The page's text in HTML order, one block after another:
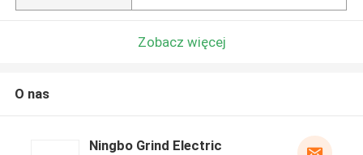
Zobacz więcej
O nas
Ningbo Grind Electric